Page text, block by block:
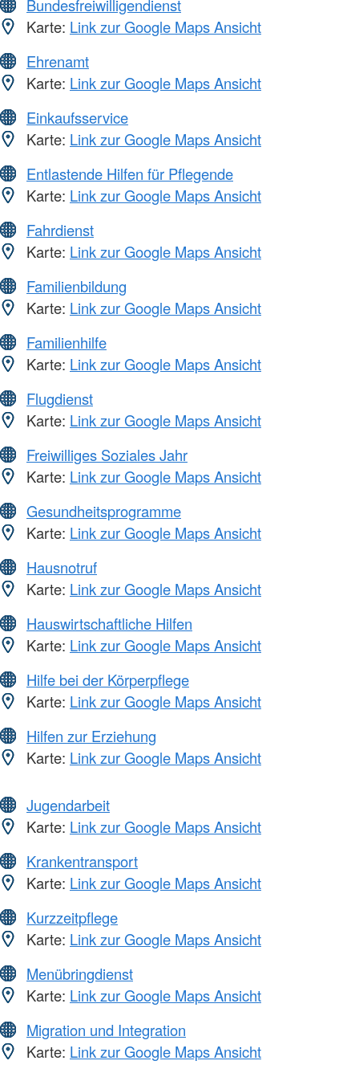
Bundesfreiwilligendienst
Karte: Link zur Google Maps Ansicht
Ehrenamt
Karte: Link zur Google Maps Ansicht
Einkaufsservice
Karte: Link zur Google Maps Ansicht
Entlastende Hilfen für Pflegende
Karte: Link zur Google Maps Ansicht
Fahrdienst
Karte: Link zur Google Maps Ansicht
Familienbildung
Karte: Link zur Google Maps Ansicht
Familienhilfe
Karte: Link zur Google Maps Ansicht
Flugdienst
Karte: Link zur Google Maps Ansicht
Freiwilliges Soziales Jahr
Karte: Link zur Google Maps Ansicht
Gesundheitsprogramme
Karte: Link zur Google Maps Ansicht
Hausnotruf
Karte: Link zur Google Maps Ansicht
Hauswirtschaftliche Hilfen
Karte: Link zur Google Maps Ansicht
Hilfe bei der Körperpflege
Karte: Link zur Google Maps Ansicht
Hilfen zur Erziehung
Karte: Link zur Google Maps Ansicht
Jugendarbeit
Karte: Link zur Google Maps Ansicht
Krankentransport
Karte: Link zur Google Maps Ansicht
Kurzzeitpflege
Karte: Link zur Google Maps Ansicht
Menübringdienst
Karte: Link zur Google Maps Ansicht
Migration und Integration
Karte: Link zur Google Maps Ansicht